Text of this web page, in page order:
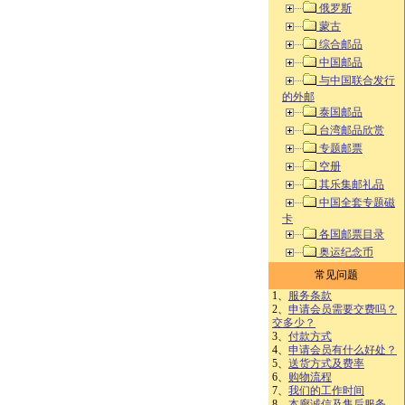
俄罗斯
蒙古
综合邮品
中国邮品
与中国联合发行
的外邮
泰国邮品
台湾邮品欣赏
专题邮票
空册
其乐集邮礼品
中国全套专题磁
卡
各国邮票目录
奥运纪念币
常见问题
1、 服务条款
2、 申请会员需要交费吗？
交多少？
3、 付款方式
4、 申请会员有什么好处？
5、 送货方式及费率
6、 购物流程
7、 我们的工作时间